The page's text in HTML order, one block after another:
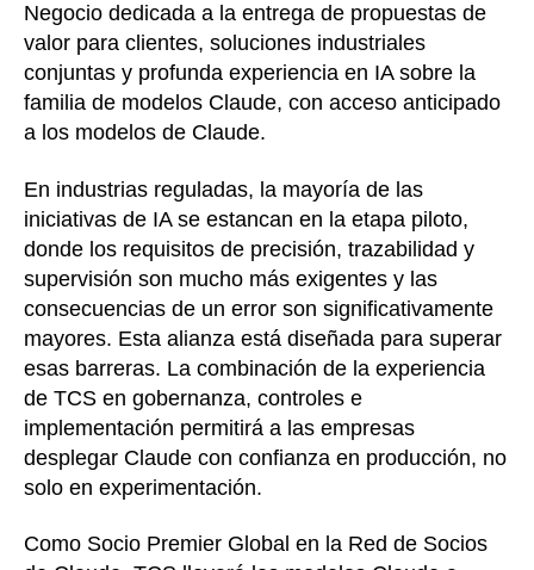
Negocio dedicada a la entrega de propuestas de
valor para clientes, soluciones industriales
conjuntas y profunda experiencia en IA sobre la
familia de modelos Claude, con acceso anticipado
a los modelos de Claude.
En industrias reguladas, la mayoría de las
iniciativas de IA se estancan en la etapa piloto,
donde los requisitos de precisión, trazabilidad y
supervisión son mucho más exigentes y las
consecuencias de un error son significativamente
mayores. Esta alianza está diseñada para superar
esas barreras. La combinación de la experiencia
de TCS en gobernanza, controles e
implementación permitirá a las empresas
desplegar Claude con confianza en producción, no
solo en experimentación.
Como Socio Premier Global en la Red de Socios